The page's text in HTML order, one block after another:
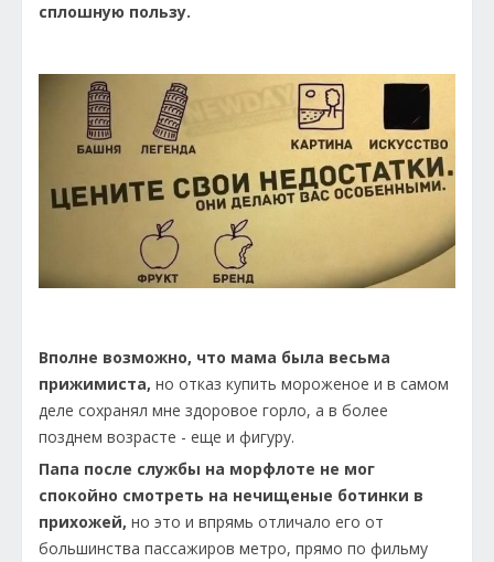
сплошную пользу.
Вполне возможно, что мама была весьма
прижимиста, но отказ купить мороженое и в самом
деле сохранял мне здоровое горло, а в более
позднем возрасте - еще и фигуру.
Папа после службы на морфлоте не мог
спокойно смотреть на нечищеные ботинки в
прихожей, но это и впрямь отличало его от
большинства пассажиров метро, прямо по фильму